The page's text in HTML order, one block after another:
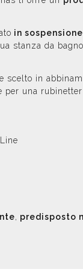
in sospensione
stanza da
scelto in
per una
, predisposto